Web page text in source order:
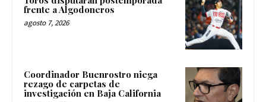
frente a Algodoneros
agosto 7, 2026
Coordinador Buenrostro niega
rezago de carpetas de
investigación en Baja California